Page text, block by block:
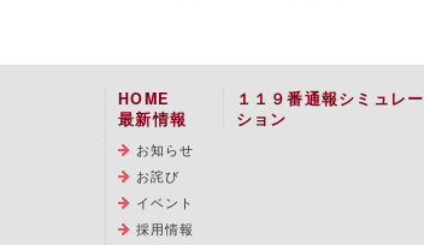
HOME
最新情報
お知らせ
お詫び
イベント
採用情報
１１９番通報シミュレー
ション